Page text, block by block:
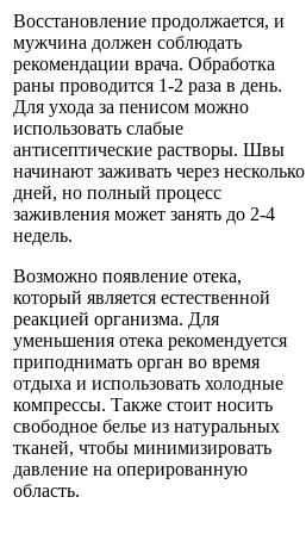
Восстановление продолжается, и
мужчина должен соблюдать
рекомендации врача. Обработка
раны проводится 1-2 раза в день.
Для ухода за пенисом можно
использовать слабые
антисептические растворы. Швы
начинают заживать через несколько
дней, но полный процесс
заживления может занять до 2-4
недель.
Возможно появление отека,
который является естественной
реакцией организма. Для
уменьшения отека рекомендуется
приподнимать орган во время
отдыха и использовать холодные
компрессы. Также стоит носить
свободное белье из натуральных
тканей, чтобы минимизировать
давление на оперированную
область.